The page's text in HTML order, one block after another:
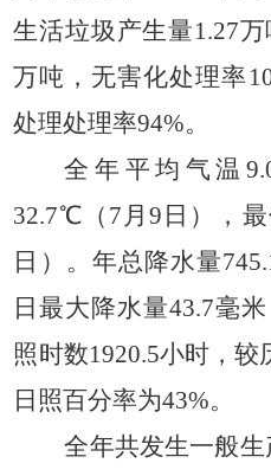
生活垃圾产生量1.27
万吨，无害化处理率
处理处理率94%。
全 年平均气温
32.7℃（7月9日），
日）。年总降水量
日最大降水量43.7毫
照时数1920.5小时，
日照百分率为43%。
全年共发生一般